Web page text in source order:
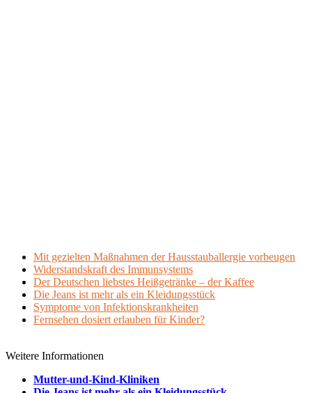
Mit gezielten Maßnahmen der Hausstauballergie vorbeugen
Widerstandskraft des Immunsystems
Der Deutschen liebstes Heißgetränke – der Kaffee
Die Jeans ist mehr als ein Kleidungsstück
Symptome von Infektionskrankheiten
Fernsehen dosiert erlauben für Kinder?
Weitere Informationen
Mutter-und-Kind-Kliniken